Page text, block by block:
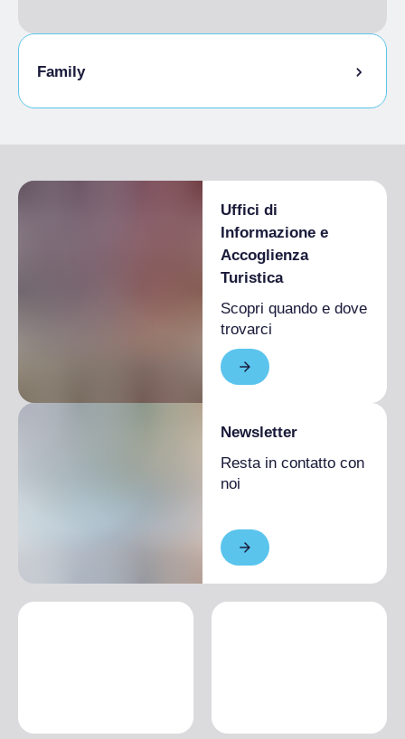
Family
Uffici di
Informazione e
Accoglienza
Turistica
Scopri quando e dove
trovarci
Newsletter
Resta in contatto con
noi